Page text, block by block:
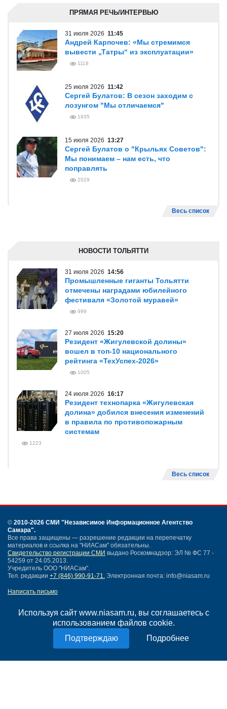
Используя сайт www.niasam.ru, вы соглашаетесь с
использованием файлов cookie.
Подробнее
ПРЯМАЯ РЕЧЬ/ИНТЕРВЬЮ
31 июля 2026 11:45
Андрей Карпочев: «Мы стремимся
вывести „Татры“ из эксплуатации»
1118
25 июля 2026 11:42
Сергей Булатов: В сезон заходим с
лозунгом "Мы отличаемся"
1835
15 июля 2026 13:27
Сергей Булатов о "Крыльях Советов":
Мы понимаем – нам есть, что
поправлять
2029
Весь список
НОВОСТИ ТОЛЬЯТТИ
31 июля 2026 14:56
Промышленные гиганты Тольятти
отмечены наградами юбилейного
фестиваля «Золотой муравей»
999
27 июля 2026 15:20
Резидент «Жигулевской долины»
вошел в топ-10 национального
рейтинга «ТехУспех-2026»
1005
24 июля 2026 16:17
Резидент технопарка «Жигулевская
долина» добился внесения изменений
в правила по противопожарным
системам
1223
Весь список
© 2010-2026 СМИ "Независимое Информационное Агентство
Самара".
Все права защищены — разрешение редакции на перепечатку
материалов и ссылка на "НИАСам" обязательны.
Свидетельство регистрации СМИ выдано Роскомнадзор: ЭЛ № ФС 77 -
54259 от 24.05.2013.
Учредитель ООО "НИАСам".
Тел. редакции +7 (846) 990-91-71. Электронная почта: info@niasam.ru
Написать письмо
Нашли ошибку?
Политика конфиденциальности